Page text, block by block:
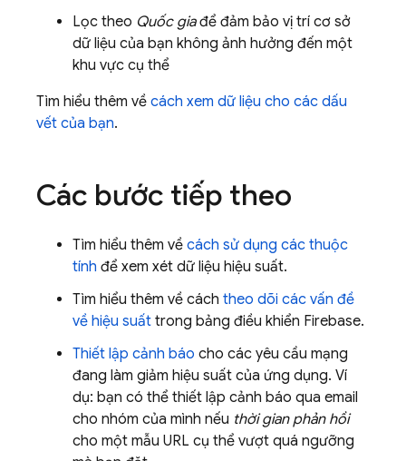
Lọc theo Quốc giađể đảm bảo vị trí cơ sở
dữ liệu của bạn không ảnh hưởng đến một
khu vực cụ thể
Tìm hiểu thêm về cách xem dữ liệu cho các dấu
vết của bạn.
Các bước tiếp theo
Tìm hiểu thêm về cách sử dụng các thuộc
tính để xem xét dữ liệu hiệu suất.
Tìm hiểu thêm về cách theo dõi các vấn đề
về hiệu suất trong bảng điều khiển Firebase.
Thiết lập cảnh báo cho các yêu cầu mạng
đang làm giảm hiệu suất của ứng dụng. Ví
dụ: bạn có thể thiết lập cảnh báo qua email
cho nhóm của mình nếu thời gian phản hồi
cho một mẫu URL cụ thể vượt quá ngưỡng